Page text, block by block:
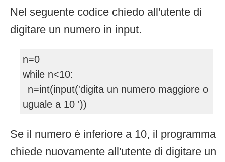
Nel seguente codice chiedo all'utente di
digitare un numero in input.
n=0
while n<10:
n=int(input('digita un numero maggiore o
uguale a 10 '))
Se il numero è inferiore a 10, il programma
chiede nuovamente all'utente di digitare un